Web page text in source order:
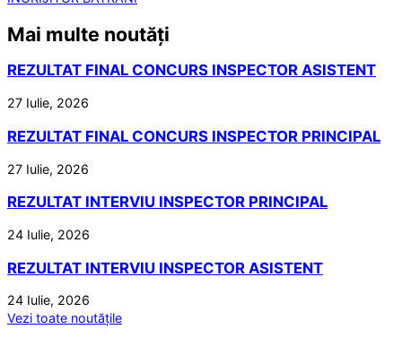
Mai multe noutăți
REZULTAT FINAL CONCURS INSPECTOR ASISTENT
27 Iulie, 2026
REZULTAT FINAL CONCURS INSPECTOR PRINCIPAL
27 Iulie, 2026
REZULTAT INTERVIU INSPECTOR PRINCIPAL
24 Iulie, 2026
REZULTAT INTERVIU INSPECTOR ASISTENT
24 Iulie, 2026
Vezi toate noutățile